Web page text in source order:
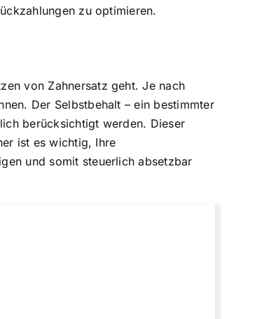
zu optimieren.
von Zahnersatz geht. Je nach
Der Selbstbehalt – ein bestimmter
berücksichtigt werden. Dieser
ist es wichtig, Ihre
und somit steuerlich absetzbar